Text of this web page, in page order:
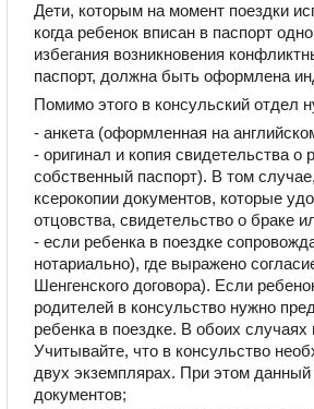
Дети, которым на момент поездки
когда ребенок вписан в паспорт
избегания возникновения
паспорт, должна быть оформлена
Помимо этого в консульский отдел
- анкета (оформленная на
- оригинал и копия свидетельства
собственный паспорт). В том
ксерокопии документов, которые
отцовства, свидетельство о браке
- если ребенка в поездке
нотариально), где выражено
Шенгенского договора). Если
родителей в консульство нужно
ребенка в поездке. В обоих
Учитывайте, что в консульство
двух экземплярах. При этом
документов;